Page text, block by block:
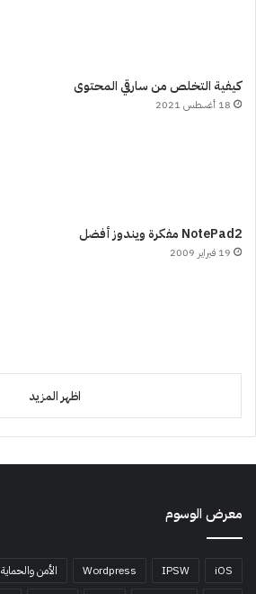
كيفية التخلص من سارقي المحتوى
18 أغسطس 2021
NotePad2 مفكرة ويندوز أفضل
19 فبراير 2009
اظهر المزيد
معرض الوسوم
iOS
IPSW
Wordpress الأمن والحماية